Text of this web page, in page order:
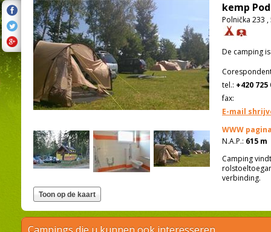
kemp
Polnička 233
De camping
tel.: +420 725
fax:
E-mail
WWW
N.A.P.: 615 m
Camping
verbinding.